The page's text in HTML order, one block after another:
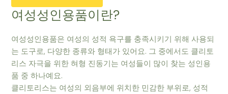
여성성인용품이란?
여성성인용품은 여성의 성적 욕구를 충족시키기 위해 사용되
는 도구로, 다양한 종류와 형태가 있어요. 그 중에서도 클리토
리스 자극을 위한 혀형 진동기는 여성들이 많이 찾는 성인용
품 중 하나예요.
클리토리스는 여성의 외음부에 위치한 민감한 부위로, 성적